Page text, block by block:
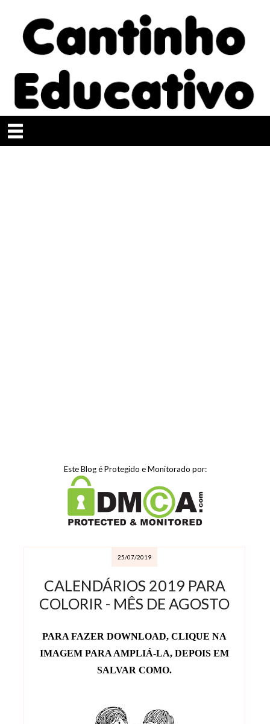
Este Blog é Protegido e Monitorado por:
25/07/2019
CALENDÁRIOS 2019 PARA
COLORIR - MÊS DE AGOSTO
PARA FAZER DOWNLOAD, CLIQUE NA
IMAGEM PARA AMPLIÁ-LA, DEPOIS EM
SALVAR COMO.